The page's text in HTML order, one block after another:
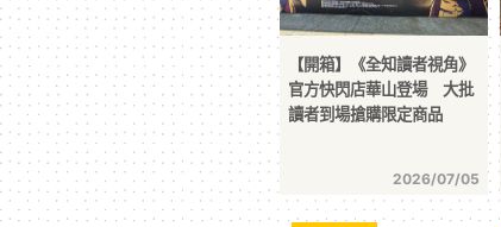
【開箱】《全知讀者視角》
官方快閃店華山登場 大批
讀者到場搶購限定商品
2026/07/05